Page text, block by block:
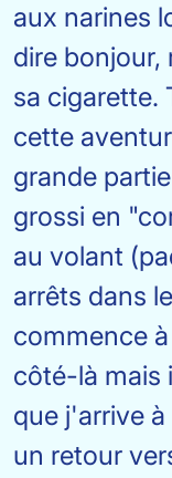
aux narines
dire bonjour,
sa cigarette.
cette
grande
grossi en
au volant
arrêts dans
commence
côté-là mais
que j'arrive
un retour